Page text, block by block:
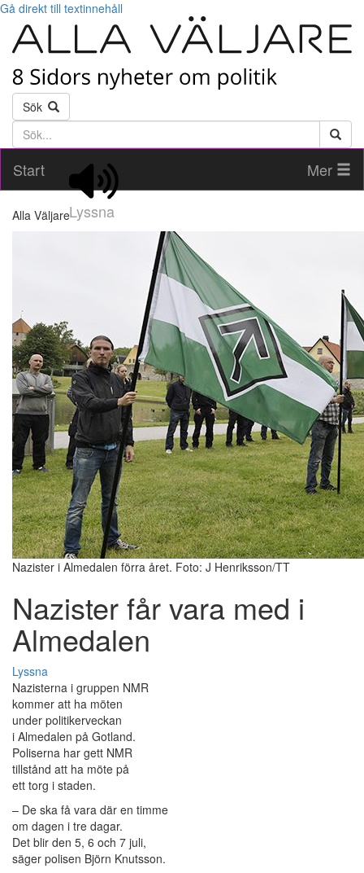
Gå direkt till textinnehåll
Sök
Söktext
Start
Lyssna
Mer
Alla Väljare
Nazister i Almedalen förra året. Foto: J Henriksson/TT
Nazister får vara med i
Almedalen
Lyssna
Nazisterna i gruppen NMR
kommer att ha möten
under politikerveckan
i Almedalen på Gotland.
Poliserna har gett NMR
tillstånd att ha möte på
ett torg i staden.
– De ska få vara där en timme
om dagen i tre dagar.
Det blir den 5, 6 och 7 juli,
säger polisen Björn Knutsson.